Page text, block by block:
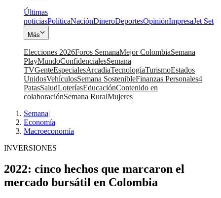
Últimas
noticiasPolíticaNaciónDineroDeportesOpiniónImpresaJet Set
Más
Elecciones 2026Foros SemanaMejor ColombiaSemana
PlayMundoConfidencialesSemana
TVGenteEspecialesArcadiaTecnologíaTurismoEstados
UnidosVehículosSemana SostenibleFinanzas Personales4
PatasSaludLoteríasEducaciónContenido en
colaboraciónSemana RuralMujeres
Semana|
Economía|
Macroeconomía
INVERSIONES
2022: cinco hechos que marcaron el
mercado bursátil en Colombia